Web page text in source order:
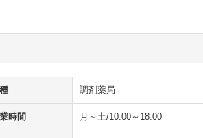
調剤薬局
時間 月～土/10:00～18:00